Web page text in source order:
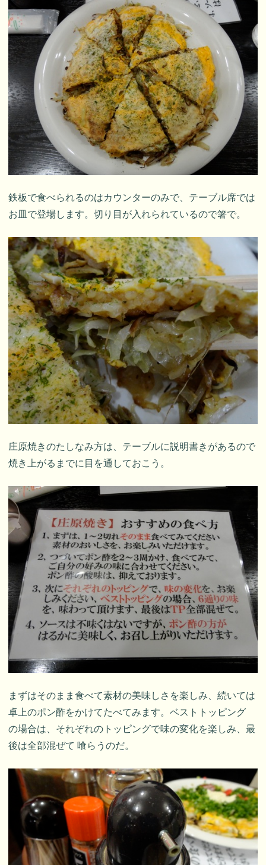
鉄板で食べられるのはカウンターのみで、テーブル席では
お皿で登場します。切り目が入れられているので箸で。
庄原焼きのたしなみ方は、テーブルに説明書きがあるので
焼き上がるまでに目を通しておこう。
まずはそのまま食べて素材の美味しさを楽しみ、続いては
卓上のポン酢をかけてたべてみます。ベストトッピング
の場合は、それぞれのトッピングで味の変化を楽しみ、最
後は全部混ぜて 喰らうのだ。